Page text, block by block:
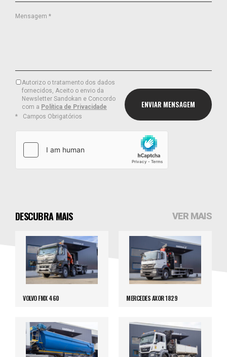
Mensagem *
Autorizo o tratamento dos dados
fornecidos, Aceito o envio da
Newsletter Sandokan e Concordo
com a Política de Privacidade
Campos Obrigatórios
DESCUBRA MAIS VER MAIS
VOLVO FMX 460 MERCEDES AXOR 1829